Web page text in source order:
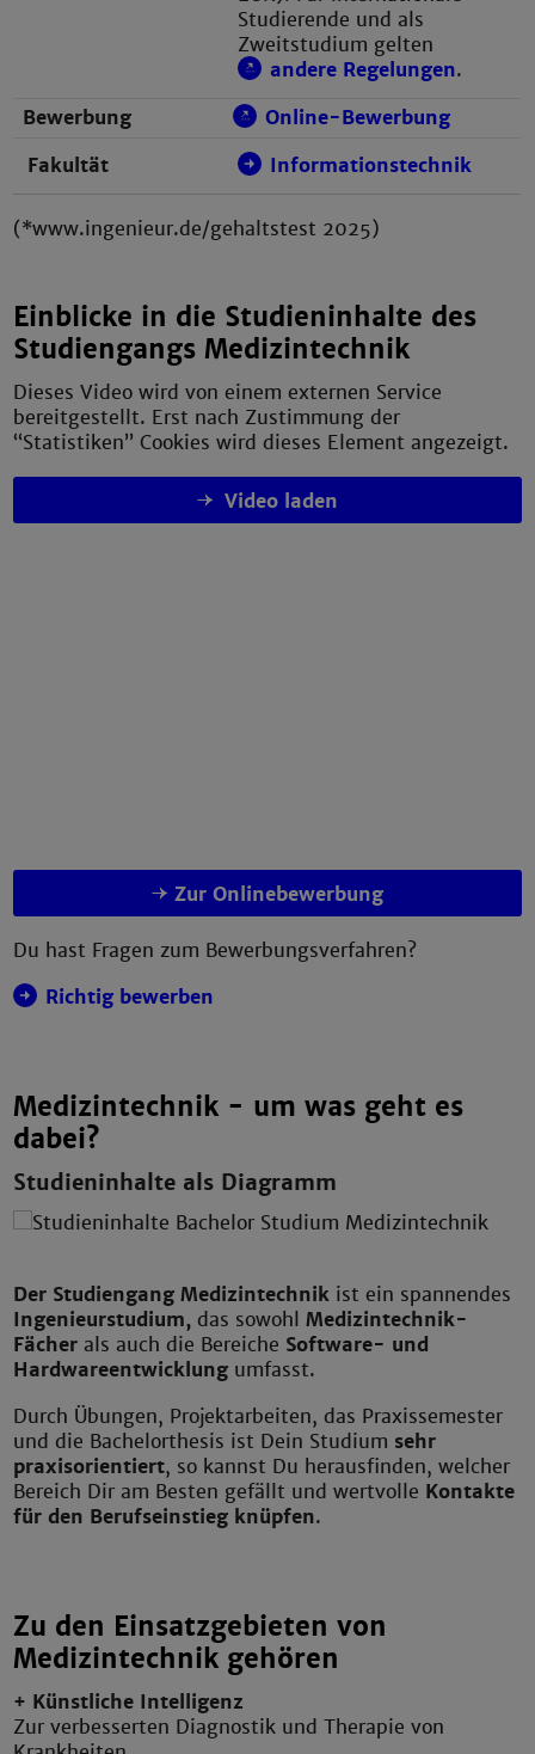
Studierende und als
Zweitstudium gelten
andere Regelungen.
Bewerbung
Online-Bewerbung
Fakultät
Informationstechnik
(*www.ingenieur.de/gehaltstest 2025)
Einblicke in die Studieninhalte des
Studiengangs Medizintechnik
Dieses Video wird von einem externen Service
bereitgestellt. Erst nach Zustimmung der
“Statistiken” Cookies wird dieses Element angezeigt.
Video laden
Zur Onlinebewerbung
Du hast Fragen zum Bewerbungsverfahren?
Richtig bewerben
Medizintechnik - um was geht es
dabei?
Studieninhalte als Diagramm
Der Studiengang Medizintechnik ist ein spannendes
Ingenieurstudium, das sowohl Medizintechnik-
Fächer als auch die Bereiche Software- und
Hardwareentwicklung umfasst.
Durch Übungen, Projektarbeiten, das Praxissemester
und die Bachelorthesis ist Dein Studium sehr
praxisorientiert, so kannst Du herausfinden, welcher
Bereich Dir am Besten gefällt und wertvolle Kontakte
für den Berufseinstieg knüpfen.
Zu den Einsatzgebieten von
Medizintechnik gehören
+ Künstliche Intelligenz
Zur verbesserten Diagnostik und Therapie von